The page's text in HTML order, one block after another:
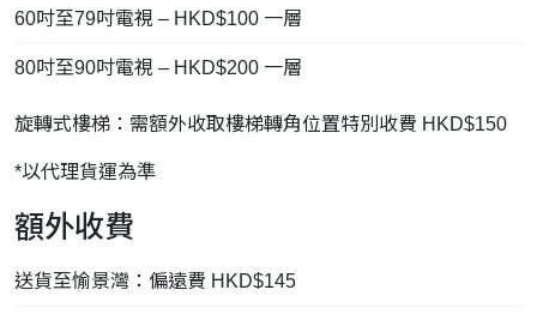
60吋至79吋電視 – HKD$100 一層
80吋至90吋電視 – HKD$200 一層
旋轉式樓梯：需額外收取樓梯轉角位置特別收費 HKD$150
*以代理貨運為準
額外收費
送貨至愉景灣：偏遠費 HKD$145